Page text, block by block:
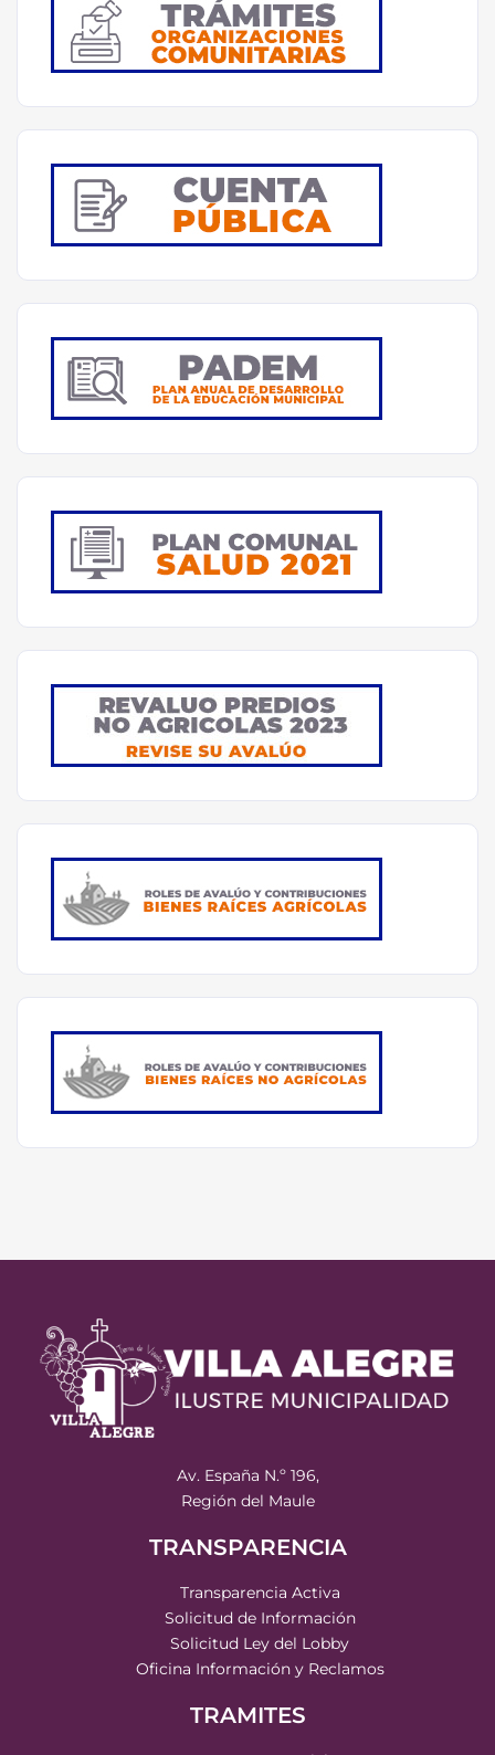
Av. España N.º 196,
Región del Maule
TRANSPARENCIA
Transparencia Activa
Solicitud de Información
Solicitud Ley del Lobby
Oficina Información y Reclamos
TRAMITES